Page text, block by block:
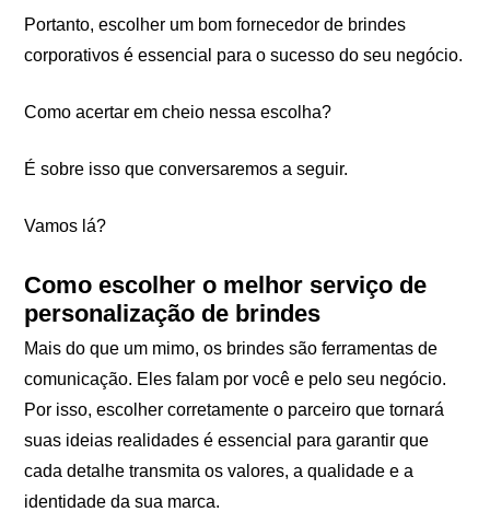
Portanto, escolher um bom fornecedor de brindes
corporativos é essencial para o sucesso do seu negócio.
Como acertar em cheio nessa escolha?
É sobre isso que conversaremos a seguir.
Vamos lá?
Como escolher o melhor serviço de
personalização de brindes
Mais do que um mimo, os brindes são ferramentas de
comunicação. Eles falam por você e pelo seu negócio.
Por isso, escolher corretamente o parceiro que tornará
suas ideias realidades é essencial para garantir que
cada detalhe transmita os valores, a qualidade e a
identidade da sua marca.